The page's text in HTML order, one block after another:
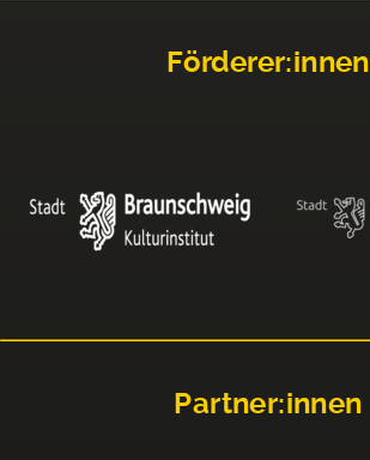
Förderer:innen
Partner:innen